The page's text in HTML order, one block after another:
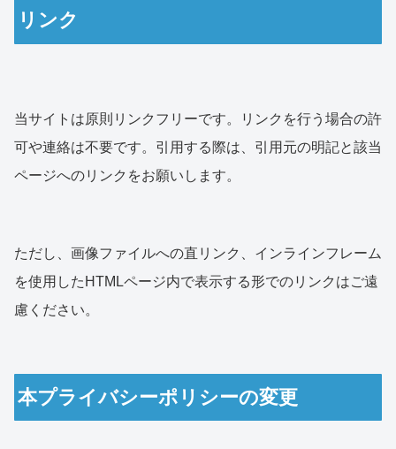
リンク
当サイトは原則リンクフリーです。リンクを行う場合の許
可や連絡は不要です。引用する際は、引用元の明記と該当
ページへのリンクをお願いします。
ただし、画像ファイルへの直リンク、インラインフレーム
を使用したHTMLページ内で表示する形でのリンクはご遠
慮ください。
本プライバシーポリシーの変更